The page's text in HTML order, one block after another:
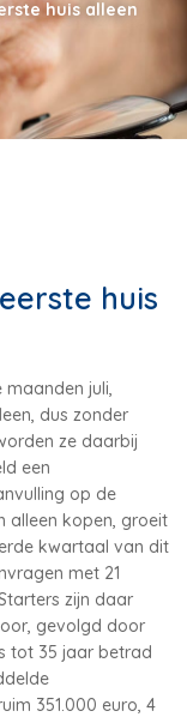
huis alleen
huis
juli,
dus zonder
ze daarbij
een
op de
alleen kopen, groeit
kwartaal van dit
met 21
zijn daar
gevolgd door
tot 35 jaar betrad
351.000 euro, 4